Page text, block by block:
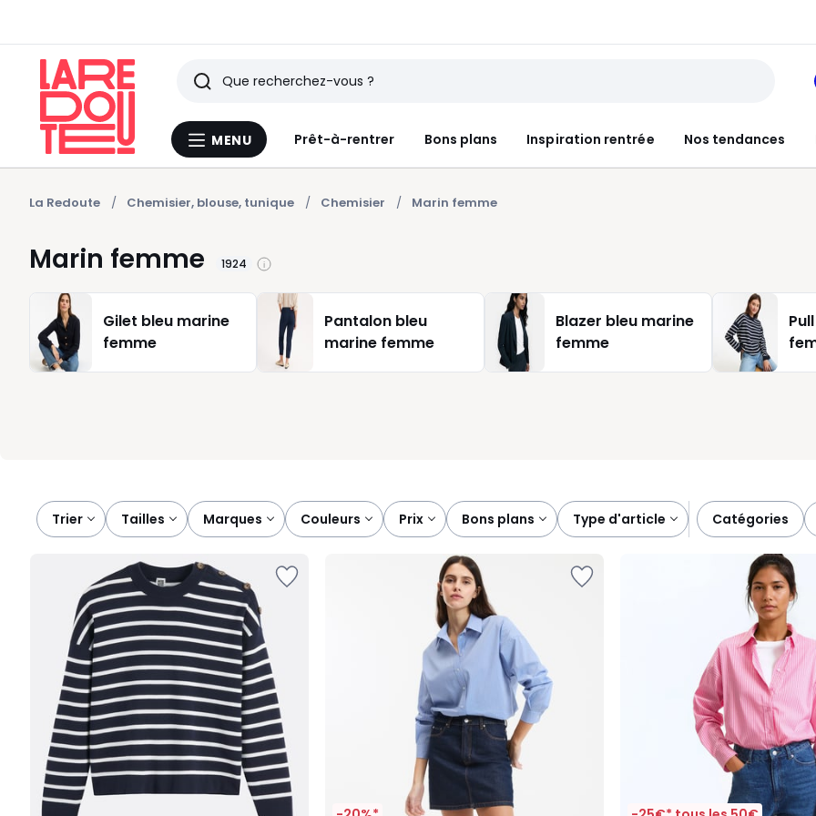
Menu
MENU Prêt-à-rentrer Bons plans Inspiration rentrée Nos tendances
Rechercher
Derniers
articles
vus
La Redoute Chemisier, blouse, tunique Chemisier Marin femme
Marin femme 1924
Gilet bleu marine
femme
Pantalon bleu
marine femme
Blazer bleu marine
femme
Trier
tailles marques couleurs prix bons plans type d'article catégories